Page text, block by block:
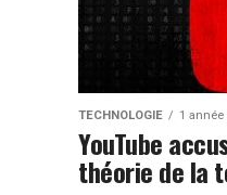
TECHNOLOGIE 1 année
YouTube
théorie de la